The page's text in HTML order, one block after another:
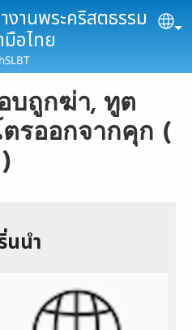
านพระคริสตธรรม
อไทย
บถูกฆ่า, ทูต
รออกจากคุก (
นนำ